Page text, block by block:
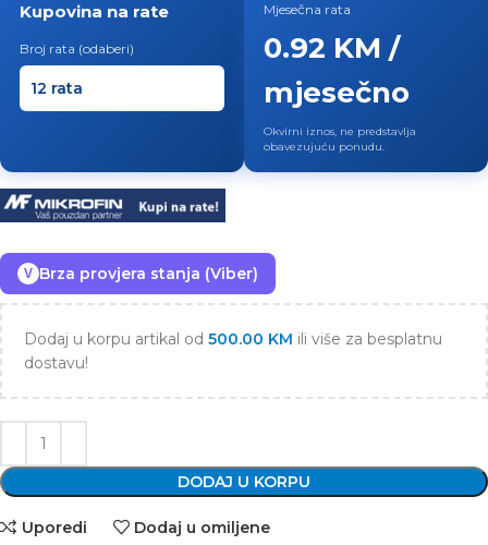
Kupovina na rate
Broj rata (odaberi)
Mjesečna rata
0.92 KM /
mjesečno
Okvirni iznos, ne predstavlja
obavezujuću ponudu.
V Brza provjera stanja (Viber)
Dodaj u korpu artikal od 500.00 KM ili više za besplatnu
dostavu!
DODAJ U KORPU
Uporedi Dodaj u omiljene